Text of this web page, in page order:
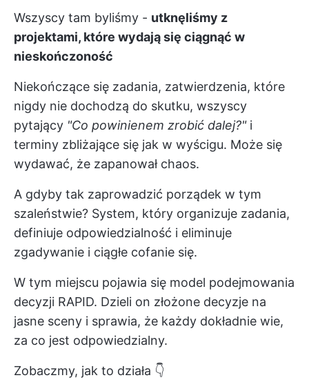
Wszyscy tam byliśmy - utknęliśmy z
projektami, które wydają się ciągnąć w
nieskończoność
Niekończące się zadania, zatwierdzenia, które
nigdy nie dochodzą do skutku, wszyscy
pytający "Co powinienem zrobić dalej?"i
terminy zbliżające się jak w wyścigu. Może się
wydawać, że zapanował chaos.
A gdyby tak zaprowadzić porządek w tym
szaleństwie? System, który organizuje zadania,
definiuje odpowiedzialność i eliminuje
zgadywanie i ciągłe cofanie się.
W tym miejscu pojawia się model podejmowania
decyzji RAPID. Dzieli on złożone decyzje na
jasne sceny i sprawia, że każdy dokładnie wie,
za co jest odpowiedzialny.
Zobaczmy, jak to działa 👇